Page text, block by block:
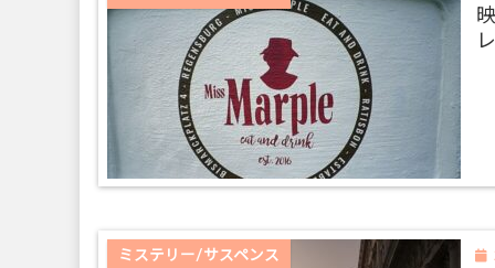
ミステリー/サスペンス